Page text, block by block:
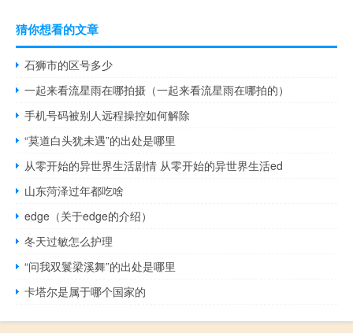
猜你想看的文章
石狮市的区号多少
一起来看流星雨在哪拍摄（一起来看流星雨在哪拍的）
手机号码被别人远程操控如何解除
“莫道白头犹未遇”的出处是哪里
从零开始的异世界生活剧情 从零开始的异世界生活ed
山东菏泽过年都吃啥
edge（关于edge的介绍）
冬天过敏怎么护理
“问我双鬟梁溪舞”的出处是哪里
卡塔尔是属于哪个国家的